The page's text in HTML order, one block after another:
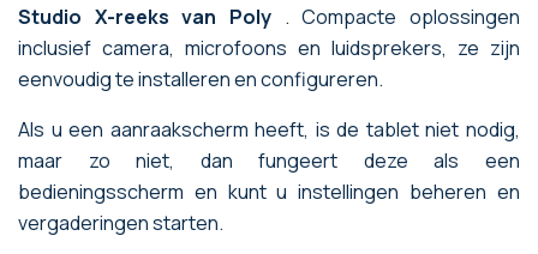
Studio X-reeks van Poly . Compacte oplossingen
inclusief camera, microfoons en luidsprekers, ze zijn
eenvoudig te installeren en configureren.
Als u een aanraakscherm heeft, is de tablet niet nodig,
maar zo niet, dan fungeert deze als een
bedieningsscherm en kunt u instellingen beheren en
vergaderingen starten.